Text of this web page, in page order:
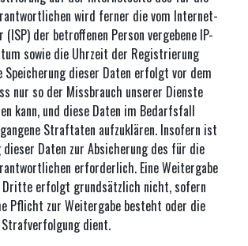
wird ferner die vom Internet-
(ISP) der betroffenen Person vergebene IP-
sowie die Uhrzeit der Registrierung
Speicherung dieser Daten erfolgt vor dem
nur so der Missbrauch unserer Dienste
kann, und diese Daten im Bedarfsfall
Straftaten aufzuklären. Insofern ist
dieser Daten zur Absicherung des für die
erforderlich. Eine Weitergabe
Dritte erfolgt grundsätzlich nicht, sofern
Pflicht zur Weitergabe besteht oder die
dient.